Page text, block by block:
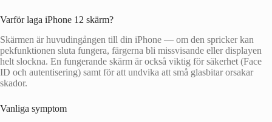
Varför laga iPhone 12 skärm?
Skärmen är huvudingången till din iPhone — om den spricker kan
pekfunktionen sluta fungera, färgerna bli missvisande eller displayen
helt slockna. En fungerande skärm är också viktig för säkerhet (Face
ID och autentisering) samt för att undvika att små glasbitar orsakar
skador.
Vanliga symptom